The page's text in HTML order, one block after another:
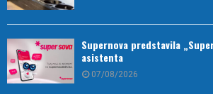
Supernova predstavila
asistenta
07/08/2026